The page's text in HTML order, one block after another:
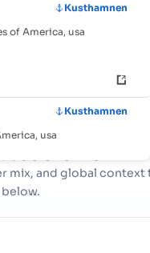
Kusthamnen
of America, usa
Kusthamnen
usa
Kusthamnen
America, usa
som
för att hantera stora
alternativ och
till internationella
overview
mix, and global context